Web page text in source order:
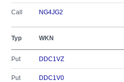
Call NG4JG2
Typ WKN
Put DDC1VZ
Put DDC1V0